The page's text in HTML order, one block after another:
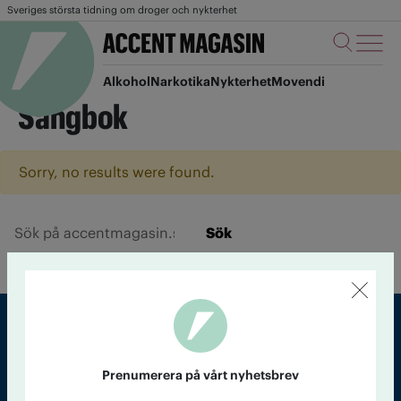
Sveriges största tidning om droger och nykterhet
AlkoholNarkotikaNykterhetMovendi
Sångbok
Sorry, no results were found.
Sök
Prenumerera på vårt nyhetsbrev